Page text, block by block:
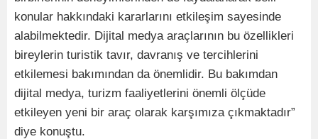
konular hakkındaki kararlarını etkileşim sayesinde
alabilmektedir. Dijital medya araçlarının bu özellikleri
bireylerin turistik tavır, davranış ve tercihlerini
etkilemesi bakımından da önemlidir. Bu bakımdan
dijital medya, turizm faaliyetlerini önemli ölçüde
etkileyen yeni bir araç olarak karşımıza çıkmaktadır”
diye konuştu.